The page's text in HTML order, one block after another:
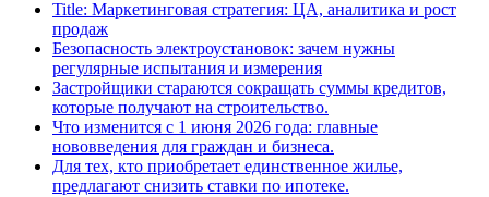
Title: Маркетинговая стратегия: ЦА, аналитика и рост
продаж
Безопасность электроустановок: зачем нужны
регулярные испытания и измерения
Застройщики стараются сокращать суммы кредитов,
которые получают на строительство.
Что изменится с 1 июня 2026 года: главные
нововведения для граждан и бизнеса.
Для тех, кто приобретает единственное жилье,
предлагают снизить ставки по ипотеке.